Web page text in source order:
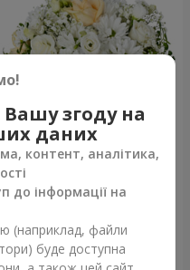
у коробці "Білий шовк"
Замовити
згоду на
даних
контент, аналітика,
до інформації на
(наприклад, файли
буде доступна